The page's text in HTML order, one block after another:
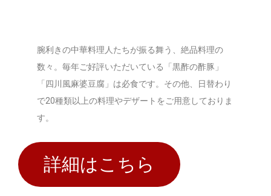
腕利きの中華料理人たちが振る舞う、絶品料理の
数々。毎年ご好評いただいている「黒酢の酢豚」
「四川風麻婆豆腐」は必食です。その他、日替わり
で20種類以上の料理やデザートをご用意しておりま
す。
詳細はこちら